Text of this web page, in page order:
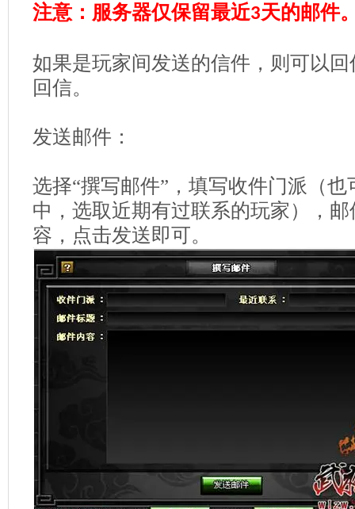
注意：服务器仅保留最近3天的邮件
如果是玩家间发送的信件，则可以
回信。
发送邮件：
选择“撰写邮件”，填写收件门派（
中，选取近期有过联系的玩家），
容，点击发送即可。